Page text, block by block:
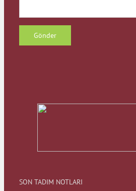
SON TADIM NOTLARI